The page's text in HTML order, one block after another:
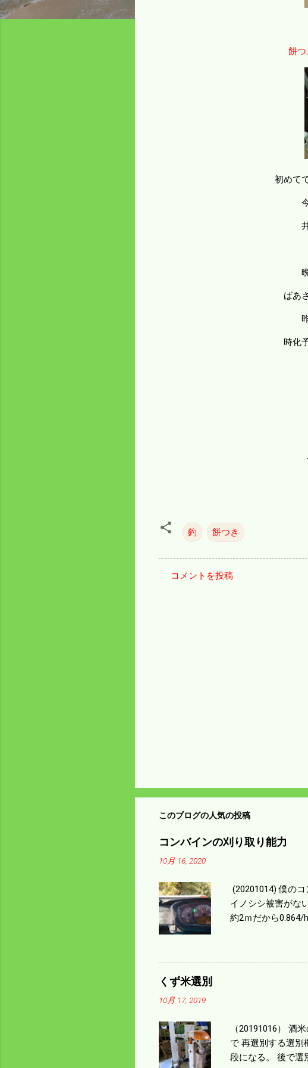
餅つ
初めて
ばあ
時化
釣 餅つき
コメントを投稿
このブログの人気の投稿
コンバインの刈り取り能力
10月 16, 2020
(20201014) 僕の
イノシシ被害がな
約2ｍだから0.864/
ｃｍ速いのがあ
足している。 とい
くず米選別
10月 17, 2019
（20191016） 酒
で 再選別する選別
段になる。 後で選